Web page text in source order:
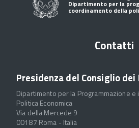
Dipartimento per la
coordinamento della
Contatti
Presidenza del Consiglio
Dipartimento per la Programmazione e
Politica Economica
Via della Mercede 9
00187 Roma - Italia